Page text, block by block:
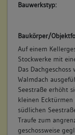
Bauwerkstyp:
Baukörper/
Auf einem
Stockwerke mit
Das
Walmdach
Seestraße erhöht
kleinen Ecktürmen
südlichen
Traufe zum
geschossweise